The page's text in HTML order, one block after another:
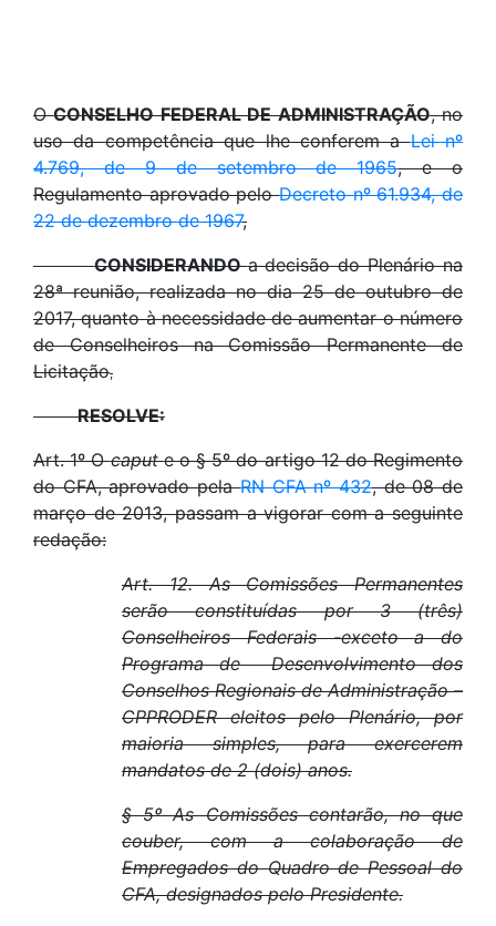
OCONSELHO FEDERAL DE ADMINISTRAÇÃO, no
uso da competência que lhe conferem aLei nº
4.769, de 9 de setembro de 1965, e o
Regulamento aprovado peloDecreto nº 61.934, de
22 de dezembro de 1967,
CONSIDERANDOa decisão do Plenário na
28ª reunião, realizada no dia 25 de outubro de
2017, quanto à necessidade de aumentar o número
de Conselheiros na Comissão Permanente de
Licitação,
RESOLVE:
Art. 1º Ocapute o § 5º do artigo 12 do Regimento
do CFA, aprovado pelaRN CFA nº 432, de 08 de
março de 2013, passam a vigorar com a seguinte
redação:
Art. 12. As Comissões Permanentes
serão constituídas por 3 (três)
Conselheiros Federais -exceto a do
Programa de
Desenvolvimento dos
Conselhos Regionais de Administração –
CPPRODER eleitos pelo Plenário, por
maioria simples, para exercerem
mandatos de 2 (dois) anos.
§ 5º As Comissões contarão, no que
couber, com a colaboração de
Empregados do Quadro de Pessoal do
CFA, designados pelo Presidente.